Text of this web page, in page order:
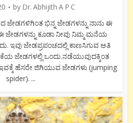
by Dr. Abhijith A P C
ಭಿನ್ನ ಜೇಡಗಳನ್ನು ನಾನು ಈ
ಕೂಡಾ ನೀವು ನಿಮ್ಮ ಮನೆಯ
ಇವು ಜೇಡಪ್ರಪಂಚದಲ್ಲಿ ಕಾಣಸಿಗುವ ಅತಿ
ಜೇಡಗಳಲ್ಲಿ ಒಂದು.ನಡೆಯುವುದಕ್ಕಿಂತ
ಹೆಸರೇ ಜಿಗಿಯುವ ಜೇಡಗಳು (jumping
spider). ...